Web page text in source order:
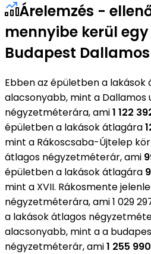
Árelemzés -
mennyibe kerül
Budapest
Ebben az épületben a lakások
alacsonyabb, mint a Dallamos
négyzetméterára, ami1 122
épületben a lakások átlagára
mint a Rákoscsaba-Újtelep
átlagos négyzetméterár, ami
épületben a lakások átlagára
mint a XVII. Rákosmente
négyzetméterára, ami 1 029
a lakások átlagos
alacsonyabb, mint a a
négyzetméterár, ami1 255